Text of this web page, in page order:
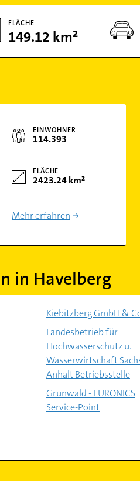
FLÄCHE
149.12 km²
EINWOHNER
114.393
FLÄCHE
2423.24 km²
Mehr erfahren
in Havelberg
Kiebitzberg GmbH &
Landesbetrieb für
Hochwasserschutz u.
Wasserwirtschaft
Anhalt Betriebsstelle
Grunwald - EURONICS
Service-Point